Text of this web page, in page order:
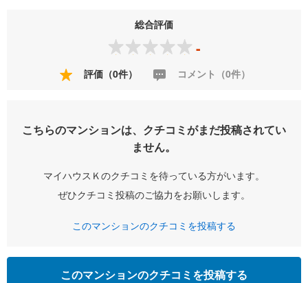
総合評価
-
評価（0件） コメント（0件）
こちらのマンションは、クチコミがまだ投稿されてい
ません。
マイハウスＫのクチコミを待っている方がいます。
ぜひクチコミ投稿のご協力をお願いします。
このマンションのクチコミを投稿する
このマンションのクチコミを投稿する